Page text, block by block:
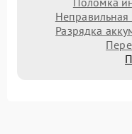
Неправильная
Разрядка